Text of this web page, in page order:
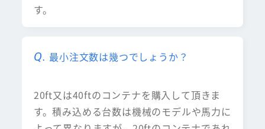
す。
最小注文数は幾つでしょうか？
20ft又は40ftのコンテナを購入して頂きま
す。積み込める台数は機械のモデルや馬力に